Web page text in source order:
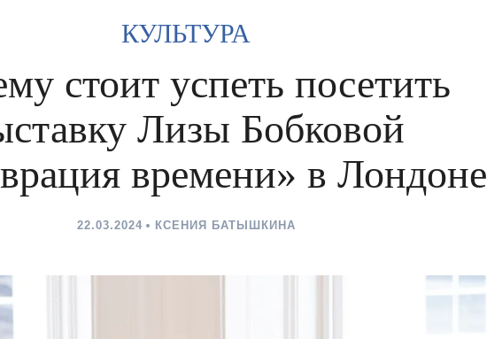
КУЛЬТУРА
стоит успеть посетить
Лизы Бобковой
времени» в Лондоне
22.03.2024 КСЕНИЯ БАТЫШКИНА